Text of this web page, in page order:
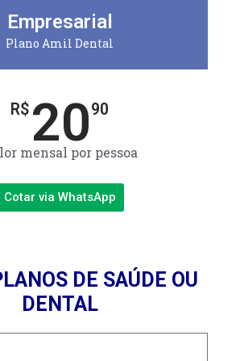
Empresarial
Plano Amil Dental
R$ 2090
mensal por pessoa
Cotar via WhatsApp
DE SAÚDE OU
DENTAL